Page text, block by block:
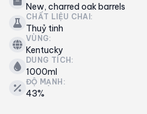
New, charred oak barrels
CHẤT LIỆU CHAI:
Thuỷ tinh
VÙNG:
Kentucky
DUNG TÍCH:
1000ml
ĐỘ MẠNH:
43%